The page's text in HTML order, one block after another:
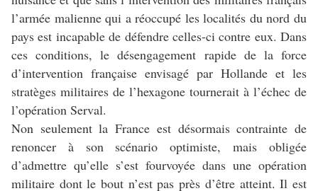
l’armée malienne qui a réoccupé les localités du nord du
pays est incapable de défendre celles-ci contre eux. Dans
ces conditions, le désengagement rapide de la force
d’intervention française envisagé par Hollande et les
stratèges militaires de l’hexagone tournerait à l’échec de
l’opération Serval.
Non seulement la France est désormais contrainte de
renoncer à son scénario optimiste, mais obligée
d’admettre qu’elle s’est fourvoyée dans une opération
militaire dont le bout n’est pas près d’être atteint. Il est